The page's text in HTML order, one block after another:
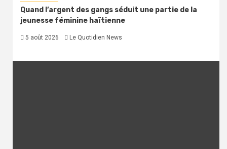
Quand l’argent des gangs séduit une partie de la
jeunesse féminine haïtienne
5 août 2026 Le Quotidien News